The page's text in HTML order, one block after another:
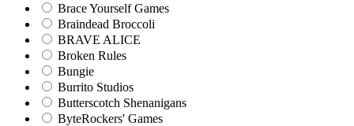
Brace Yourself Games
Braindead Broccoli
BRAVE ALICE
Broken Rules
Bungie
Burrito Studios
Butterscotch Shenanigans
ByteRockers' Games